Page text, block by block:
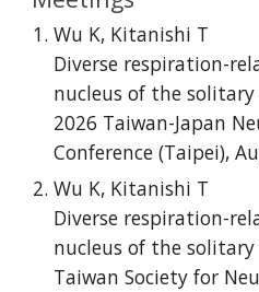
Wu K, Kitanishi T
Diverse respiration-
nucleus of the
2026 Taiwan-Japan
Conference (Taipei),
Wu K, Kitanishi T
Diverse respiration-
nucleus of the
Taiwan Society for